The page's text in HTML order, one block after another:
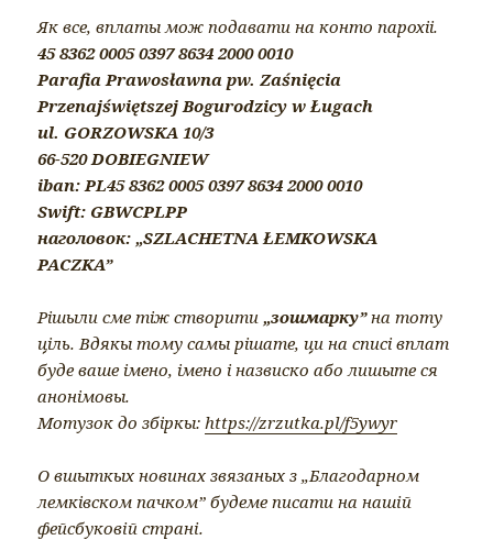
Як все, вплаты мож подавати на конто парохіі.
45 8362 0005 0397 8634 2000 0010
Parafia Prawosławna pw. Zaśnięcia
Przenajświętszej Bogurodzicy w Ługach
ul. GORZOWSKA 10/3
66-520 DOBIEGNIEW
iban: PL45 8362 0005 0397 8634 2000 0010
Swift: GBWCPLPP
наголовок: „SZLACHETNA ŁEMKOWSKA
PACZKA”
Рішыли сме тіж створити„зошмарку”на тоту
ціль. Вдякы тому самы рішате, ци на списі вплат
буде ваше імено, імено і назвиско або лишыте ся
анонімовы.
Мотузок до збіркы: https://zrzutka.pl/f5ywyr
О вшыткых новинах звязаных з „Благодарном
лемківском пачком” будеме писати на нашiй
фейсбуковiй странi.